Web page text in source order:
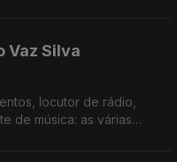
Vaz Silva
locutor de rádio,
de música: as várias